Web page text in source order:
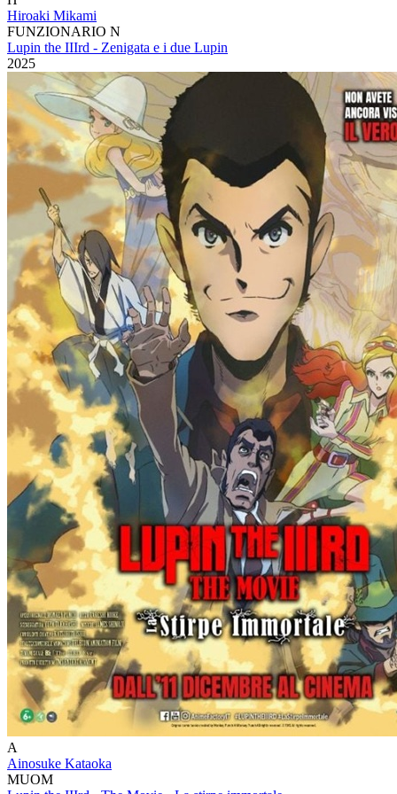
Hiroaki Mikami
FUNZIONARIO N
Lupin the IIIrd - Zenigata e i due Lupin
2025
A
Ainosuke Kataoka
MUOM